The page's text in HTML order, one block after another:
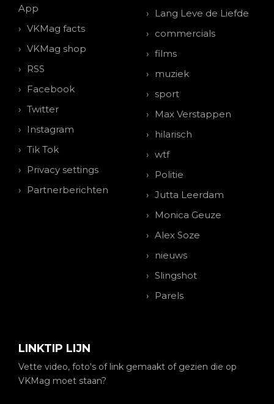
App
VKMag facts
VKMag shop
RSS
Facebook
Twitter
Instagram
Tik Tok
Privacy settings
Partnerberichten
Lang Leve de Liefde
commercials
films
muziek
sport
Max Verstappen
hilarisch
wtf
Politie
Jutta Leerdam
Monica Geuze
Alex Soze
nieuws
Slingshot
Parels
LINKTIP LIJN
Vette video, foto's of link gemaakt of gezien die op
VKMag moet staan?